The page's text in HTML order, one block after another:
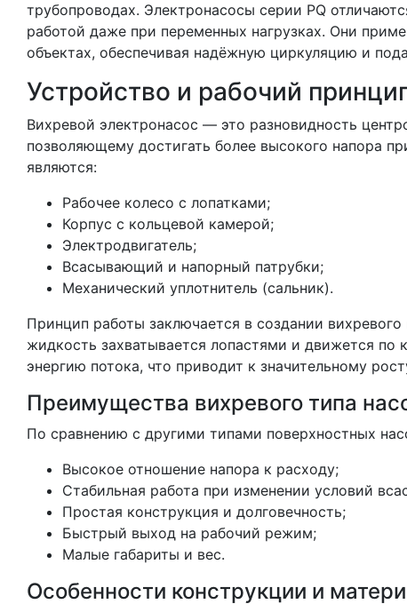
трубопроводах. Электронасосы серии PQ
работой даже при переменных нагрузках. Они
объектах, обеспечивая надёжную циркуляцию и
Устройство и рабочий
Вихревой электронасос — это разновидность
позволяющему достигать более высокого напора
являются:
Рабочее колесо с лопатками;
Корпус с кольцевой камерой;
Электродвигатель;
Всасывающий и напорный патрубки;
Механический уплотнитель (сальник).
Принцип работы заключается в создании
жидкость захватывается лопастями и движется по
энергию потока, что приводит к значительному
Преимущества вихревого типа
По сравнению с другими типами поверхностных
Высокое отношение напора к расходу;
Стабильная работа при изменении условий
Простая конструкция и долговечность;
Быстрый выход на рабочий режим;
Малые габариты и вес.
Особенности конструкции и